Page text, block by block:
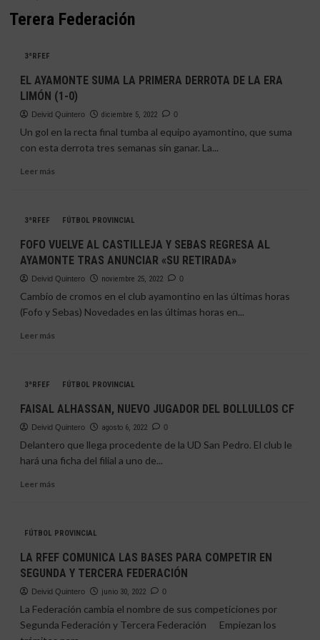
Terera Federación
3ªRFEF
EL AYAMONTE SUMA LA PRIMERA DERROTA DE LA ERA
LIMÓN (1-0)
Deivid Quintero diciembre 5, 2022 0
Un gol en la recta final tumba al equipo ayamontino, que suma
con esta derrota tres semanas sin ganar. La...
Leer másLeer
AYAMONTE
LA
PRIMERA
DERROTA
DE
ERA
LIMÓN
3ªRFEF FÚTBOL PROVINCIAL
FOFO VUELVE AL CASTILLEJA Y SEBAS REGRESA AL
AYAMONTE TRAS ANUNCIAR «SU RETIRADA»
Deivid Quintero noviembre 25, 2022 0
Cambio de cromos en el club ayamontino en las últimas horas
(Fofo y Sebas) Novedades en las últimas horas en...
Leer másLeer
VUELVE
CASTILLEJA
Y
SEBAS
REGRESA
AYAMONTE
RETIRADA»
3ªRFEF FÚTBOL PROVINCIAL
FAISAL ALHASSAN, NUEVO JUGADOR DEL BOLLULLOS CF
Deivid Quintero agosto 6, 2022 0
Delantero que llega procedente de la UD San Pedro. El club le
hará una ficha del filial a uno de...
Leer másLeer
ALHASSAN,
JUGADOR
DEL
BOLLULLOS
FÚTBOL PROVINCIAL
LA RFEF COMUNICA LAS BASES PARA COMPETIR EN
SEGUNDA Y TERCERA FEDERACIÓN
Deivid Quintero junio 30, 2022 0
La Federación cambia el nombre de sus competiciones por
Segunda Federación y Tercera Federación Empiezan los